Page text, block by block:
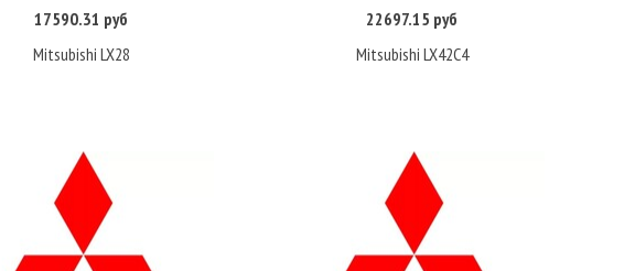
Купить
17590.31 руб
Mitsubishi LX28
Купить
22697.15 руб
Mitsubishi LX42C4